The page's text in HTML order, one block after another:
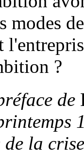
modes
?
de
la